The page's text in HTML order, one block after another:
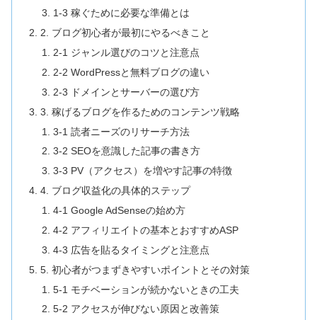
1-3 稼ぐために必要な準備とは
2. ブログ初心者が最初にやるべきこと
2-1 ジャンル選びのコツと注意点
2-2 WordPressと無料ブログの違い
2-3 ドメインとサーバーの選び方
3. 稼げるブログを作るためのコンテンツ戦略
3-1 読者ニーズのリサーチ方法
3-2 SEOを意識した記事の書き方
3-3 PV（アクセス）を増やす記事の特徴
4. ブログ収益化の具体的ステップ
4-1 Google AdSenseの始め方
4-2 アフィリエイトの基本とおすすめASP
4-3 広告を貼るタイミングと注意点
5. 初心者がつまずきやすいポイントとその対策
5-1 モチベーションが続かないときの工夫
5-2 アクセスが伸びない原因と改善策